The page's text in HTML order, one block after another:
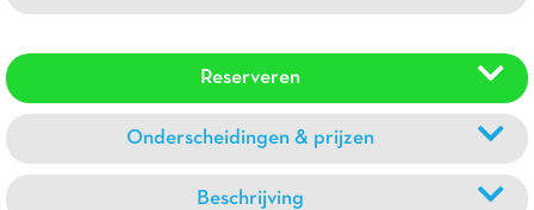
Reserveren
Onderscheidingen & prijzen
Beschrijving